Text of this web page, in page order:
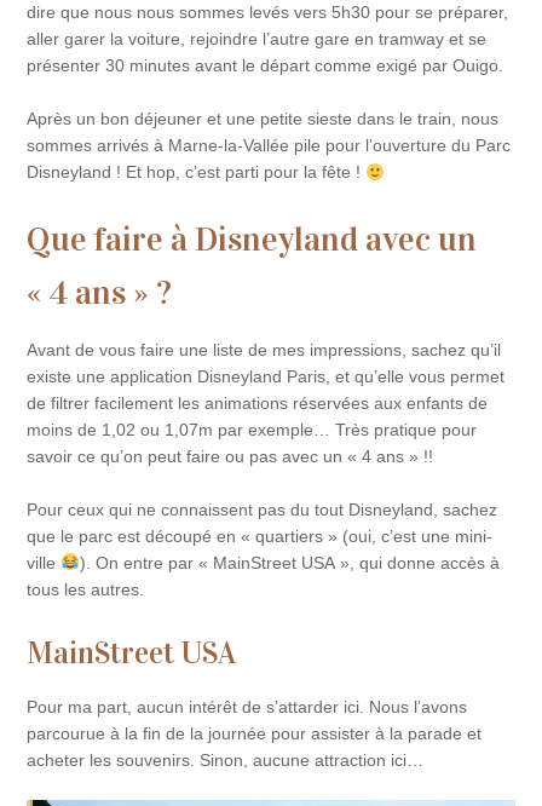
dire que nous nous sommes levés vers 5h30 pour se préparer,
aller garer la voiture, rejoindre l’autre gare en tramway et se
présenter 30 minutes avant le départ comme exigé par Ouigo.
Après un bon déjeuner et une petite sieste dans le train, nous
sommes arrivés à Marne-la-Vallée pile pour l’ouverture du Parc
Disneyland ! Et hop, c’est parti pour la fête !
Que faire à Disneyland avec un
« 4 ans » ?
Avant de vous faire une liste de mes impressions, sachez qu’il
existe une application Disneyland Paris, et qu’elle vous permet
de filtrer facilement les animations réservées aux enfants de
moins de 1,02 ou 1,07m par exemple… Très pratique pour
savoir ce qu’on peut faire ou pas avec un « 4 ans » !!
Pour ceux qui ne connaissent pas du tout Disneyland, sachez
que le parc est découpé en « quartiers » (oui, c’est une mini-
ville
). On entre par « MainStreet USA », qui donne accès à
tous les autres.
MainStreet USA
Pour ma part, aucun intérêt de s’attarder ici. Nous l’avons
parcourue à la fin de la journée pour assister à la parade et
acheter les souvenirs. Sinon, aucune attraction ici…